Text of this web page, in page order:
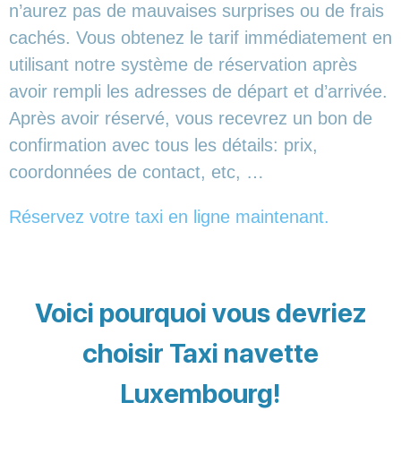
n’aurez pas de mauvaises surprises ou de frais
cachés. Vous obtenez le tarif immédiatement en
utilisant notre système de réservation après
avoir rempli les adresses de départ et d’arrivée.
Après avoir réservé, vous recevrez un bon de
confirmation avec tous les détails: prix,
coordonnées de contact, etc, …
Réservez votre taxi en ligne maintenant.
Voici pourquoi vous devriez
choisir Taxi navette
Luxembourg!